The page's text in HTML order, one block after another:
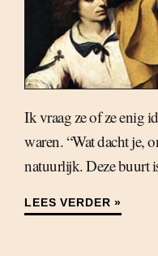
Ik vraag ze of ze enig
waren. “Wat dacht je,
natuurlijk. Deze buurt
LEES VERDER »